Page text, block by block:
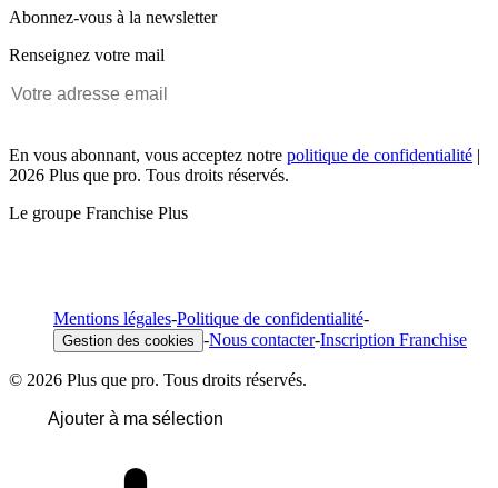
Abonnez-vous à la newsletter
Renseignez votre mail
En vous abonnant, vous acceptez notre politique de confidentialité |
2026 Plus que pro. Tous droits réservés.
Le groupe Franchise Plus
Mentions légales-Politique de confidentialité-
Gestion des cookies -Nous contacter-Inscription Franchise
© 2026 Plus que pro. Tous droits réservés.
Ajouter à ma sélection